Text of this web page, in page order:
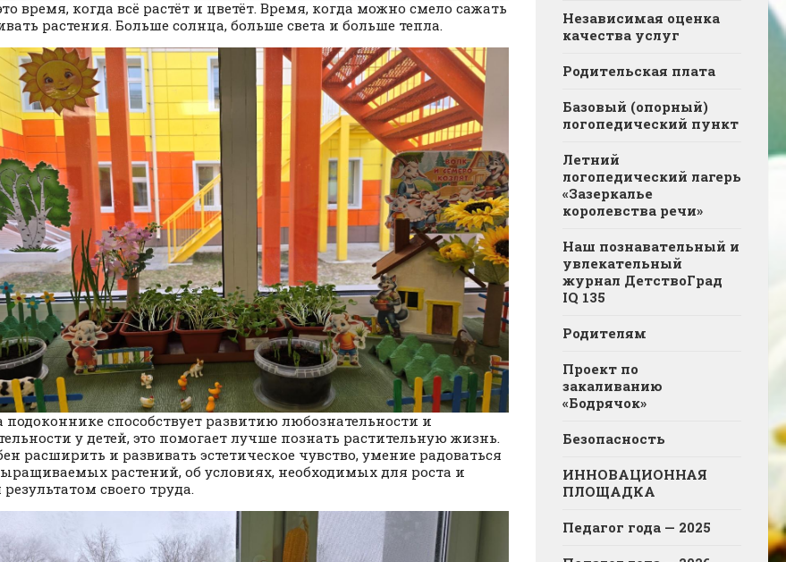
время, когда всё растёт и цветёт. Время, когда можно смело сажать
растения. Больше солнца, больше света и больше тепла.
подоконнике способствует развитию любознательности и
у детей, это помогает лучше познать растительную жизнь.
расширить и развивать эстетическое чувство, умение радоваться
растений, об условиях, необходимых для роста и
своего труда.
Независимая оценка
качества услуг
Родительская плата
Базовый (опорный)
логопедический пункт
Летний
логопедический лагерь
«Зазеркалье
королевства речи»
Наш познавательный и
увлекательный
журнал ДетствоГрад
IQ 135
Родителям
Проект по
закаливанию
«Бодрячок»
Безопасность
ИННОВАЦИОННАЯ
ПЛОЩАДКА
Педагог года — 2025